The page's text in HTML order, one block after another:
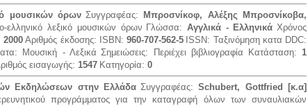
μουσικών όρων Συγγραφέας:
Μπροσνίκοφ, Αλέξης Μπροσνίκοβα,
ελληνικό λεξικό μουσικών όρων Γλώσσα: Αγγλικά - Ελληνικά Χρόνος
Αριθμός έκδοσης: ISBN: 960-707-562-5 ISSN: Ταξινόμηση κατα DDC:
Μουσική - Λεξικά Σημειώσεις: Περιέχει βιβλιογραφία Κατάσταση:1
εισαγωγής: 1547 Κατηγορία: 0
Εκδηλώσεων στην Ελλάδα Συγγραφέας:Schubert, Gottfried [κ.α]
προγράμματος για την καταγραφή όλων των συναυλιακών